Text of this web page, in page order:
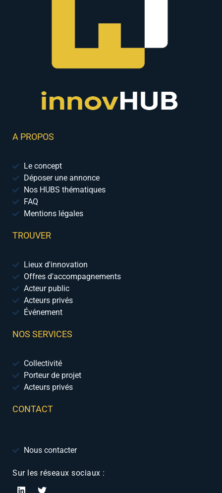
A PROPOS
Le concept
Déposer une annonce
Nos HUBS thématiques
FAQ
Mentions légales
TROUVER
Lieux d'innovation
Offres d'accompagnements
Acteur public
Acteurs privés
Événement
NOS SERVICES
Collectivité
Porteur de projet
Acteurs privés
CONTACT
Nous contacter
Sur les réseaux sociaux :